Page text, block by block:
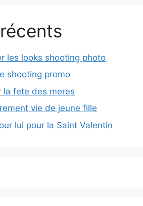
les looks shooting photo
shooting promo
la fete des meres
vie de jeune fille
lui pour la Saint Valentin